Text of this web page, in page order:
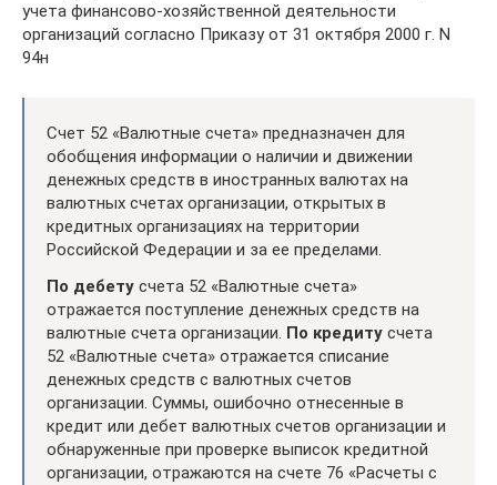
учета финансово-хозяйственной деятельности
организаций согласно Приказу от 31 октября 2000 г. N
94н
Счет 52 «Валютные счета» предназначен для
обобщения информации о наличии и движении
денежных средств в иностранных валютах на
валютных счетах организации, открытых в
кредитных организациях на территории
Российской Федерации и за ее пределами.
По дебету счета 52 «Валютные счета»
отражается поступление денежных средств на
валютные счета организации. По кредиту счета
52 «Валютные счета» отражается списание
денежных средств с валютных счетов
организации. Суммы, ошибочно отнесенные в
кредит или дебет валютных счетов организации и
обнаруженные при проверке выписок кредитной
организации, отражаются на счете 76 «Расчеты с